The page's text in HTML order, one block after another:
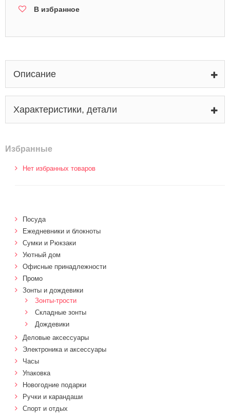
В избранное
Описание
Характеристики, детали
Избранные
Нет избранных товаров
Посуда
Ежедневники и блокноты
Сумки и Рюкзаки
Уютный дом
Офисные принадлежности
Промо
Зонты и дождевики
Зонты-трости
Складные зонты
Дождевики
Деловые аксессуары
Электроника и аксессуары
Часы
Упаковка
Новогодние подарки
Ручки и карандаши
Спорт и отдых